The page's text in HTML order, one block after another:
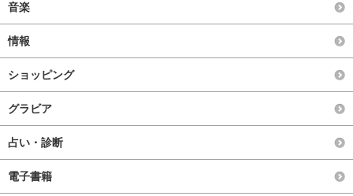
音楽
情報
ショッピング
グラビア
占い・診断
電子書籍